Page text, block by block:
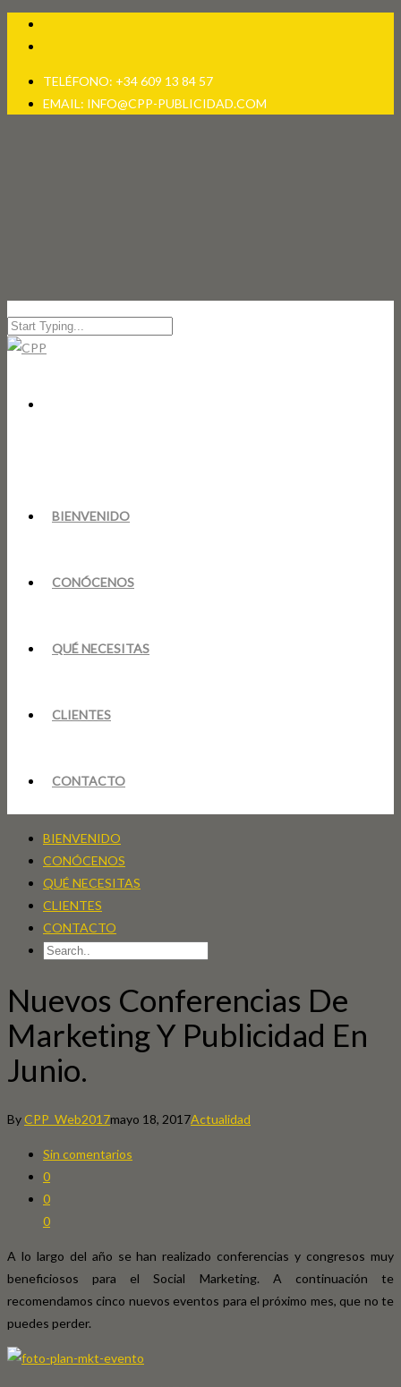
TELÉFONO: +34 609 13 84 57
EMAIL: INFO@CPP-PUBLICIDAD.COM
BIENVENIDO
CONÓCENOS
QUÉ NECESITAS
CLIENTES
CONTACTO
BIENVENIDO
CONÓCENOS
QUÉ NECESITAS
CLIENTES
CONTACTO
Nuevos Conferencias De
Marketing Y Publicidad En
Junio.
ByCPP_Web2017mayo 18, 2017Actualidad
Sin comentarios
0
0
0
A lo largo del año se han realizado conferencias y congresos muy
beneficiosos para el Social Marketing. A continuación te
recomendamos cinco nuevos eventos para el próximo mes, que no te
puedes perder.